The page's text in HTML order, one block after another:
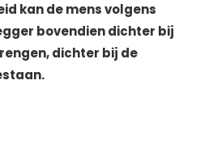
kan de mens volgens
bovendien dichter bij
dichter bij de